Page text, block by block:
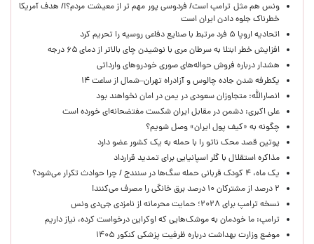
ونس هم مثل ترامپ است/ فردوسی پور مهم تر از معیشت مردم؟!/ هدف آمریکا
خطرناک جلوه دادن ایران است
اتحادیه اروپا ۵ فرد مرتبط با صنایع دفاعی روسیه را تحریم کرد
افزایش خطر ابتلا به سرطان مری با نوشیدن چای بالاتر از دمای ۶۵ درجه
هشدار درباره فروش حواله‌های صوری خودروهای وارداتی
یکطرفه شدن جاده چالوس و آزادراه تهران–شمال از ساعت ۱۴
انصارالله: متجاوزان سعودی در یمن در امان نخواهند بود
علی اکبری: دشمن در مقابل ایران شکست مفتضحانه‌ای خورده است
چگونه به «کیف پول ایران» وصل شویم؟
پوتین قصد محک ناتو را با حمله به یک کشور عضو دارد
مذاکره استقلال با گلر اسپانیایی برای تمدید قرارداد
یک ماه، ۴ کودک قربانی حمله سگ‌ها در سنندج / چرا حوادث تکرار می‌شود؟
۲ درصد از مشترکان ۱۰ درصد برق خانگی را مصرف می‌کنند!
نسخه ترامپ برای ۲۰۲۸؛ حمایت محرمانه از نامزدی جی‌دی ونس
ترامپ: ما خودمان به موشک‌هایی که اوکراین درخواست کرده، نیاز داریم
موضع وزارت بهداشت درباره ظرفیت پزشکی کنکور ۱۴۰۵